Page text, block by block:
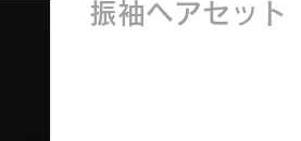
振袖ヘアセット